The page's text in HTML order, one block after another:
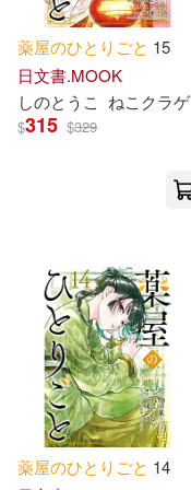
薬屋のひと り ごと 15
日文書.MOOK
しのと うこ ねこクラゲ
$315 $329
薬屋のひと り ごと 14